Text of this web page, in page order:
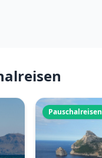
Pauschalreisen